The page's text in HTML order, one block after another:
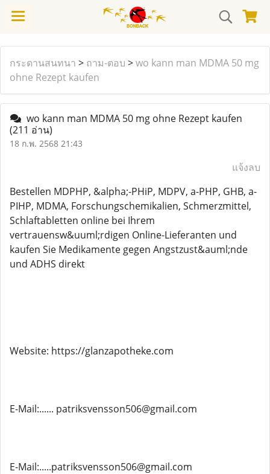
กระดานสนทนา > ถาม-ตอบ >wo kann man MDMA 50 mg
ohne Rezept kaufen
wo kann man MDMA 50 mg ohne Rezept kaufen
(211 อ่าน)
18 ก.พ. 2568 21:43
แจ้งลบ
Bestellen MDPHP, &alpha;-PHiP, MDPV, a-PHP, GHB, a-
PIHP, MDMA, Forschungschemikalien, Schmerzmittel,
Schlaftabletten online bei Ihrem
vertrauensw&uuml;rdigen Online-Lieferanten und
kaufen Sie Medikamente gegen Angstzust&auml;nde
und ADHS direkt
Website: https://glanzapotheke.com
E-Mail:...... patriksvensson506@gmail.com
E-Mail:.....patriksvensson506@gmail.com